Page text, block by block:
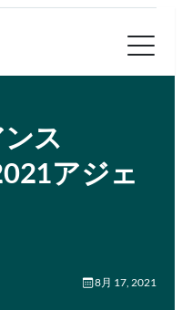
ス
アジェ
8月 17, 2021